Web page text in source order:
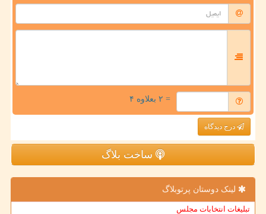
= ۲ بعلاوه ۴
درج دیدگاه
ساخت بلاگ
لینک دوستان پرتوبلاگ
تبلیغات انتخابات مجلس